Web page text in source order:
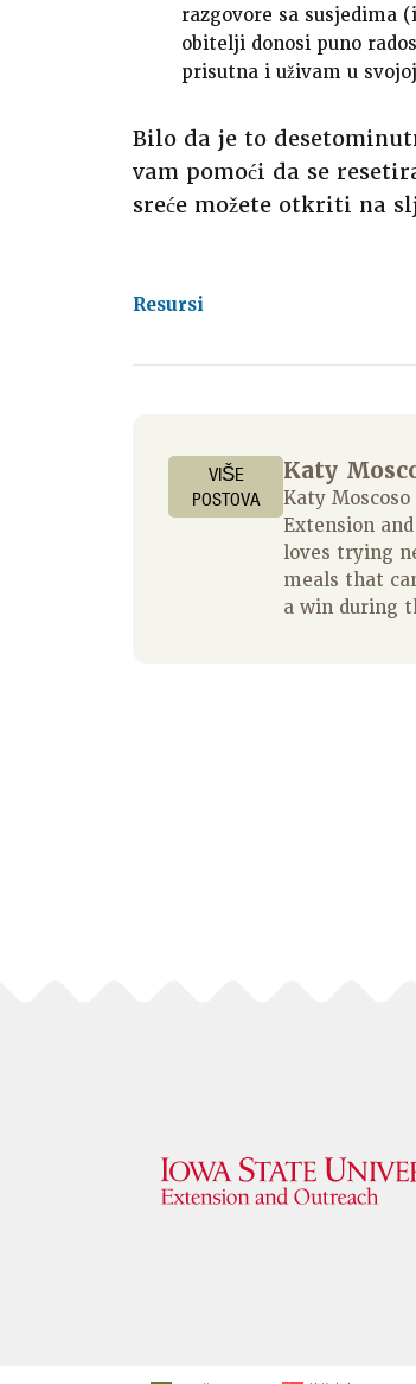
razgovore sa susjedima
obitelji donosi puno
prisutna i uživam u
Bilo da je to
vam pomoći da se
sreće možete otkriti na
Resursi
VIŠE
POSTOVA
Katy
Katy
Extension
loves trying
meals that
a win during